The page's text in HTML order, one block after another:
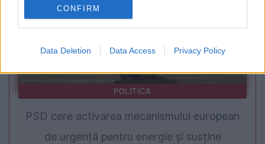
CONFIRM
Data Deletion Data Access Privacy Policy
POLITICA
PSD cere activarea mecanismului european
de urgență pentru energie și susține